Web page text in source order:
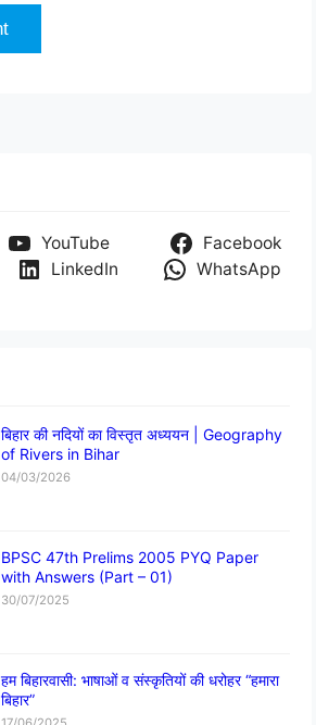
YouTube
Facebook
LinkedIn WhatsApp
बिहार की नदियों का विस्तृत अध्ययन | Geography
of Rivers in Bihar
04/03/2026
BPSC 47th Prelims 2005 PYQ Paper
with Answers (Part – 01)
30/07/2025
हम बिहारवासी: भाषाओं व संस्कृतियों की धरोहर “हमारा
बिहार”